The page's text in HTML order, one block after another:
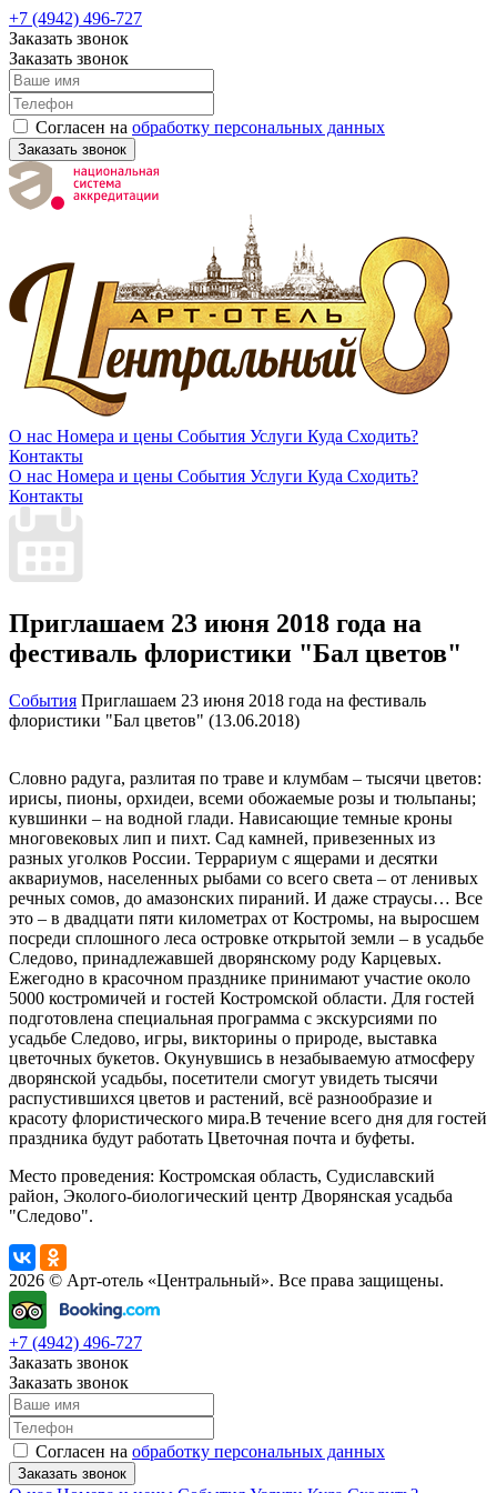
+7 (4942) 496-727
Заказать звонок
Заказать звонок
Согласен на обработку персональных данных
Заказать звонок
О нас Номера и цены События Услуги Куда Сходить?
Контакты
О нас Номера и цены События Услуги Куда Сходить?
Контакты
Приглашаем 23 июня 2018 года на
фестиваль флористики "Бал цветов"
События Приглашаем 23 июня 2018 года на фестиваль
флористики "Бал цветов" (13.06.2018)
Словно радуга, разлитая по траве и клумбам – тысячи цветов:
ирисы, пионы, орхидеи, всеми обожаемые розы и тюльпаны;
кувшинки – на водной глади. Нависающие темные кроны
многовековых лип и пихт. Сад камней, привезенных из
разных уголков России. Террариум с ящерами и десятки
аквариумов, населенных рыбами со всего света – от ленивых
речных сомов, до амазонских пираний. И даже страусы… Все
это – в двадцати пяти километрах от Костромы, на выросшем
посреди сплошного леса островке открытой земли – в усадьбе
Следово, принадлежавшей дворянскому роду Карцевых.
Ежегодно в красочном празднике принимают участие около
5000 костромичей и гостей Костромской области. Для гостей
подготовлена специальная программа с экскурсиями по
усадьбе Следово, игры, викторины о природе, выставка
цветочных букетов. Окунувшись в незабываемую атмосферу
дворянской усадьбы, посетители смогут увидеть тысячи
распустившихся цветов и растений, всё разнообразие и
красоту флористического мира.В течение всего дня для гостей
праздника будут работать Цветочная почта и буфеты.
Место проведения: Костромская область, Судиславский
район, Эколого-биологический центр Дворянская усадьба
"Следово".
2026 © Арт-отель «Центральный». Все права защищены.
+7 (4942) 496-727
Заказать звонок
Заказать звонок
Согласен на обработку персональных данных
Заказать звонок